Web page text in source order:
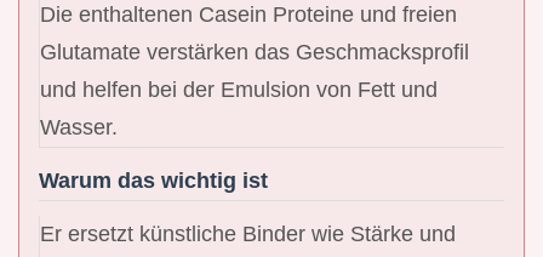
Die enthaltenen Casein Proteine und freien
Glutamate verstärken das Geschmacksprofil
und helfen bei der Emulsion von Fett und
Wasser.
Warum das wichtig ist
Er ersetzt künstliche Binder wie Stärke und